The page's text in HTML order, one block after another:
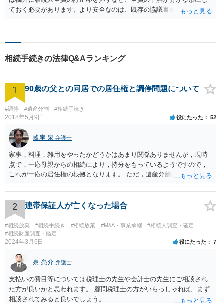
ておく必要があります。より安全なのは、既存の協議書を修正するの
書を作成する方法です。遺産分割協議書は、内容が矛盾・重複しない
する相続人が取得する旨を明記し、相続人全員が署名押印すればよい
相続手続きの法律Q&Aランキング
1 90歳の父との同居での居住権と調停問題について
#調停 #遺産分割 #相続手続き
2018年5月9日 役にたった 52
峰岸 泉 弁護士
家事，料理，雑用をやったかどうかはあまり関係ありませんが，現時
点で，一応母親からの相続により，持分をもっているようですので，
これが一応の居住権の根拠となります。 ただ，遺産分割により，母の
2 連帯保証人が亡くなった場合
#相続放棄 #相続手続き #相続放棄 #M&A・事業承継
#相続人調査・確定
#相続財産調査・鑑定
2024年3月6日 役にたった 7
泉 亮介 弁護士
支払いの費目等については税理士の先生や会計士の先生にご相談され
た方が良いかと思われます。 顧問税理士の方がいらっしゃれば、まず
相談されてみると良いでしょう。